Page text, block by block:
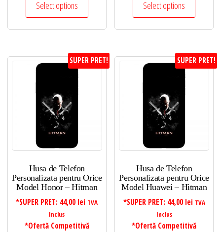
Select options Select options
SUPER PRET!
Husa de Telefon
Personalizata pentru Orice
Model Honor – Hitman
*SUPER PRET: 44,00 lei TVA
Inclus
*Ofertă Competitivă
SUPER PRET!
Husa de Telefon
Personalizata pentru Orice
Model Huawei – Hitman
*SUPER PRET: 44,00 lei TVA
Inclus
*Ofertă Competitivă